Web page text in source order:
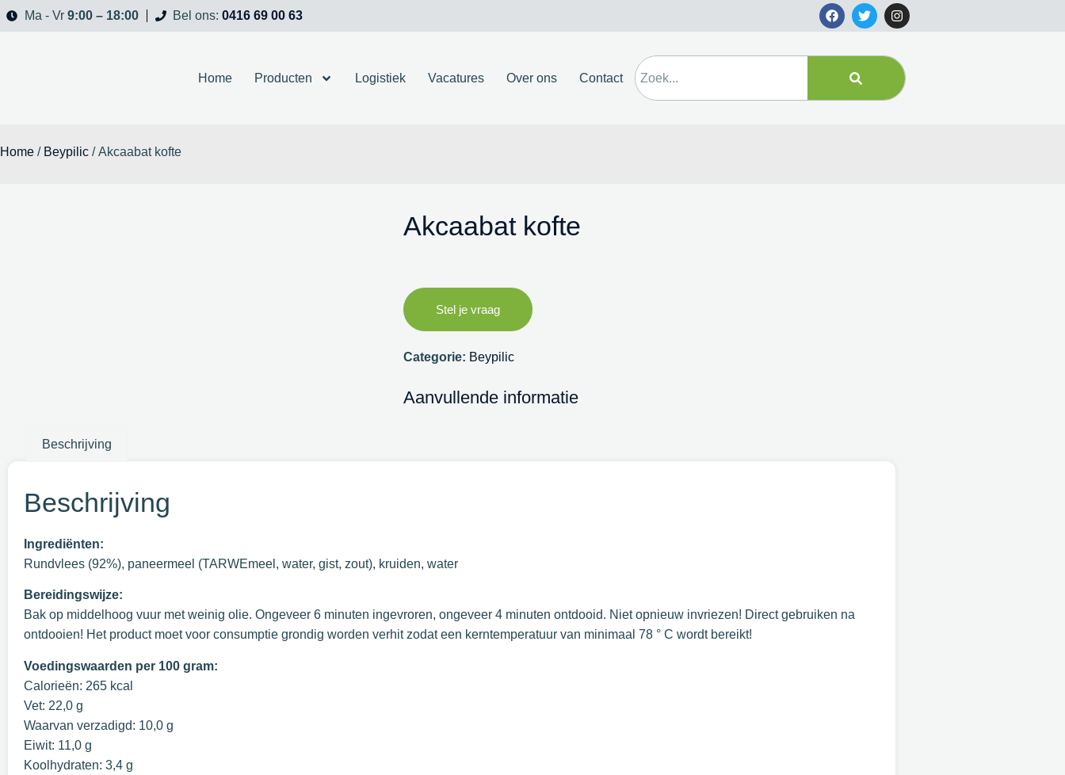
Ma - Vr 9:00 – 18:00 Bel ons: 0416 69 00 63
Home Producten Logistiek Vacatures Over ons Contact
Home / Beypilic / Akcaabat kofte
Akcaabat kofte
Stel je vraag
Categorie: Beypilic
Aanvullende informatie
Beschrijving
Beschrijving
Ingrediënten:
Rundvlees (92%), paneermeel (TARWEmeel, water, gist, zout), kruiden, water
Bereidingswijze:
Bak op middelhoog vuur met weinig olie. Ongeveer 6 minuten ingevroren, ongeveer 4 minuten ontdooid. Niet opnieuw invriezen! Direct gebruiken na
ontdooien! Het product moet voor consumptie grondig worden verhit zodat een kerntemperatuur van minimaal 78 ° C wordt bereikt!
Voedingswaarden per 100 gram:
Calorieën: 265 kcal
Vet: 22,0 g
Waarvan verzadigd: 10,0 g
Eiwit: 11,0 g
Koolhydraten: 3,4 g